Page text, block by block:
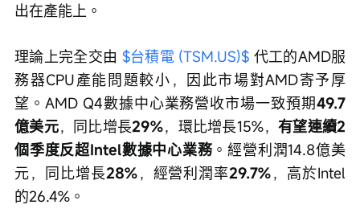
出在產能上。
理論上完全交由 $台積電 (TSM.US)$ 代工的AMD服
務器CPU產能問題較小，因此市場對AMD寄予厚
望。AMD Q4數據中心業務營收市場一致預期49.7
億美元，同比增長29%，環比增長15%， 有望連續2
個季度反超Intel數據中心業務。經營利潤14.8億美
元，同比增長28%，經營利潤率29.7%，高於Intel
的26.4%。